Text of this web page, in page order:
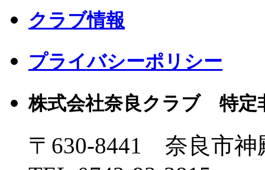
クラブ情報
プライバシーポリシー
株式会社奈良クラブ 特定
〒630-8441 奈良市